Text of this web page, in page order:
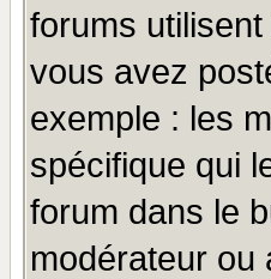
forums
vous avez
exemple : les
spécifique qui
forum dans le
modérateur ou